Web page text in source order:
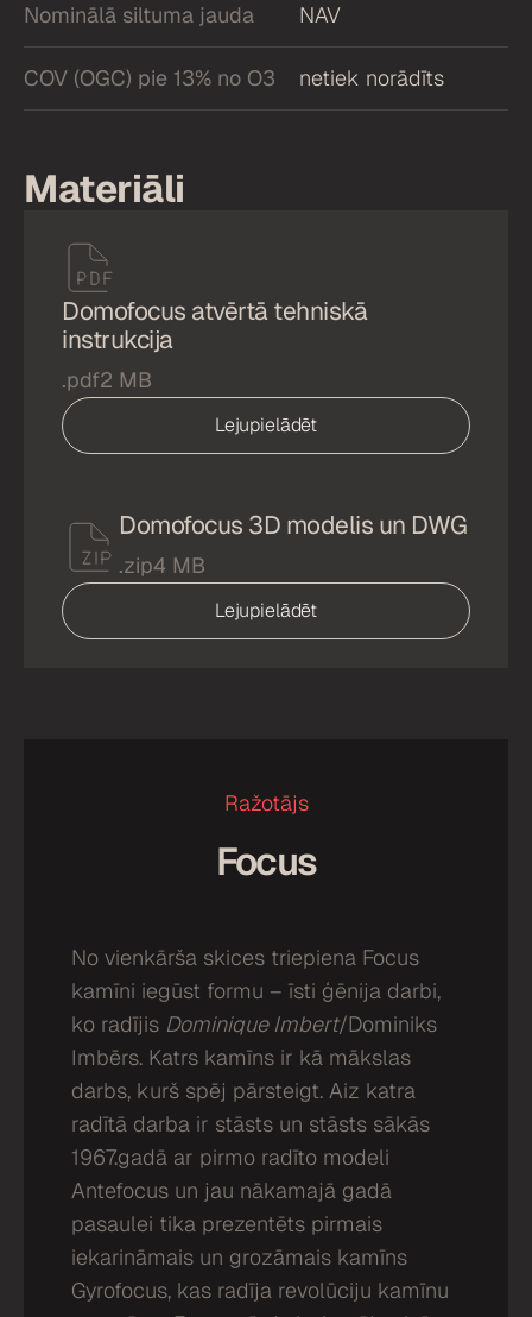
Nominālā siltuma jauda NAV
COV (OGC) pie 13% no O3 netiek norādīts
Materiāli
Domofocus atvērtā tehniskā
instrukcija
.pdf2 MB
Lejupielādēt
Domofocus 3D modelis un DWG
.zip4 MB
Lejupielādēt
Ražotājs
Focus
No vienkārša skices triepiena Focus
kamīni iegūst formu – īsti ģēnija darbi,
ko radījis Dominique Imbert/Dominiks
Imbērs. Katrs kamīns ir kā mākslas
darbs, kurš spēj pārsteigt. Aiz katra
radītā darba ir stāsts un stāsts sākās
1967.gadā ar pirmo radīto modeli
Antefocus un jau nākamajā gadā
pasaulei tika prezentēts pirmais
iekarināmais un grozāmais kamīns
Gyrofocus, kas radīja revolūciju kamīnu